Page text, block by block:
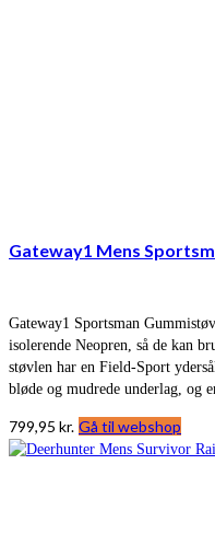
Gateway1 Mens
Gateway1 Sportsman
isolerende Neopren, så de kan
støvlen har en Field-Sport
bløde og mudrede underlag, og
799,95 kr. Gå til webshop